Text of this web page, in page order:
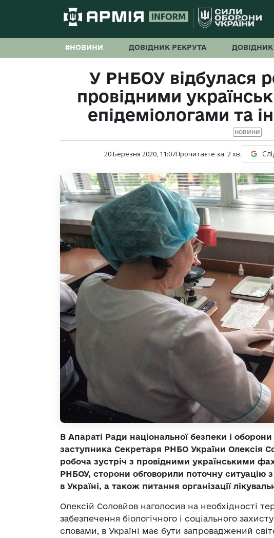
#НОВИНИ ДОВІДНИК РЕКРУТА
У РНБОУ відбулася
провідними
епідеміологами та
НОВИНИ
20 Березня 2020, 11:07Прочитаєте за: 2хв.
В Апараті Ради національної безпеки і
заступника Секретаря РНБО України Олексія
робоча зустріч з провідними українськими
РНБОУ, сторони обговорили поточну ситуацію
в Україні, а також питання організації
Олексій Соловйов наголосив на необхідності
забезпечення біологічного і соціального
словами, в Україні має бути запроваджений